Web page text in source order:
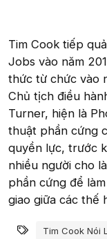
Tim Cook tiếp
Jobs vào năm
thức từ chức vào
Chủ tịch điều
Turner, hiện là
thuật phần cứng
quyền lực, trước
nhiều người cho
phần cứng để
giao giữa các thế
Từ khóa
Tim Cook Nói